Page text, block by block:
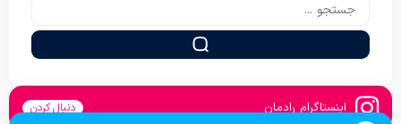
اینستاگرام رادمان دنبال کردن